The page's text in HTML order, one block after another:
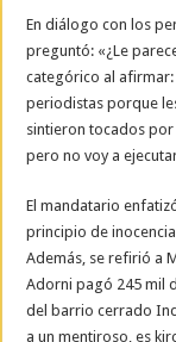
En diálogo con los
preguntó: «¿Le
categórico al
periodistas porque
sintieron tocados por
pero no voy a
El mandatario
principio de
Además, se refirió a
Adorni pagó 245 mil
del barrio cerrado
a un mentiroso, es